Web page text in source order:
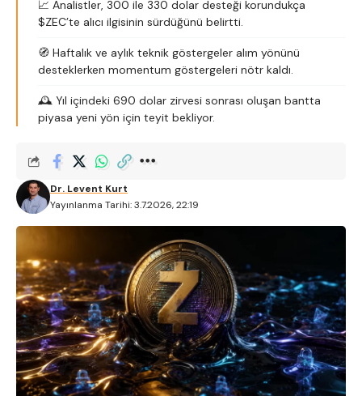
📈 Analistler, 300 ile 330 dolar desteği korundukça
$ZEC’te alıcı ilgisinin sürdüğünü belirtti.
🧭 Haftalık ve aylık teknik göstergeler alım yönünü
desteklerken momentum göstergeleri nötr kaldı.
🕰️ Yıl içindeki 690 dolar zirvesi sonrası oluşan bantta
piyasa yeni yön için teyit bekliyor.
Yayınlanma Tarihi: 3.7.2026, 22:19
Dr. Levent Kurt